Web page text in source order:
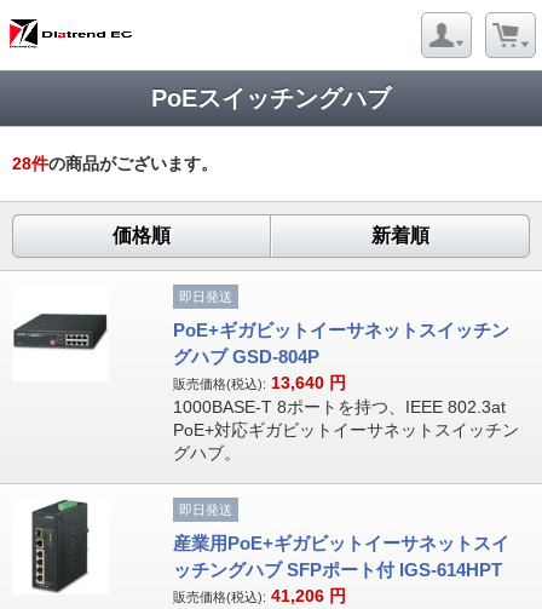
PoEスイッチングハブ
28件の商品がございます。
価格順 新着順
即日発送
PoE+ギガビットイーサネットスイッチン
グハブ GSD-804P
販売価格(税込): 13,640 円
1000BASE-T 8ポートを持つ、IEEE 802.3at
PoE+対応ギガビットイーサネットスイッチン
グハブ。
即日発送
産業用PoE+ギガビットイーサネットスイ
ッチングハブ SFPポート付 IGS-614HPT
販売価格(税込): 41,206 円